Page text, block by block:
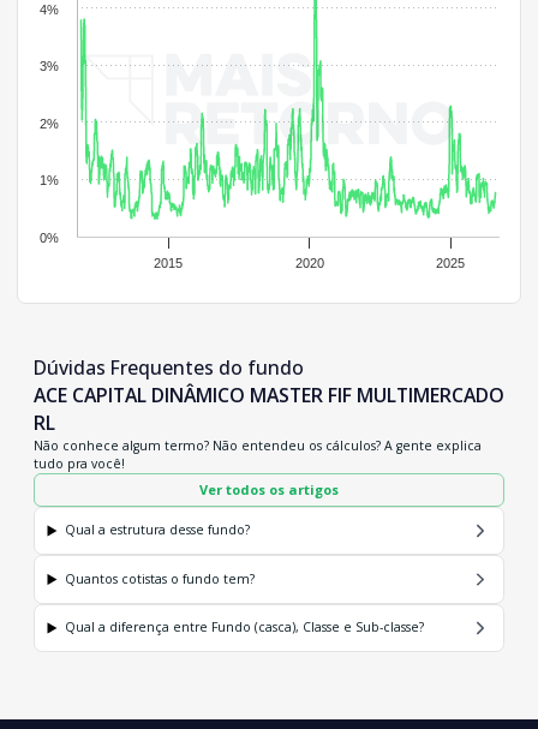
2015 2020 2025
0%
1%
2%
3%
4%
Dúvidas Frequentes do fundo
ACE CAPITAL DINÂMICO MASTER FIF MULTIMERCADO
RL
Não conhece algum termo? Não entendeu os cálculos? A gente explica
tudo pra você!
Ver todos os artigos
Qual a estrutura desse fundo?
Quantos cotistas o fundo tem?
Qual a diferença entre Fundo (casca), Classe e Sub-classe?